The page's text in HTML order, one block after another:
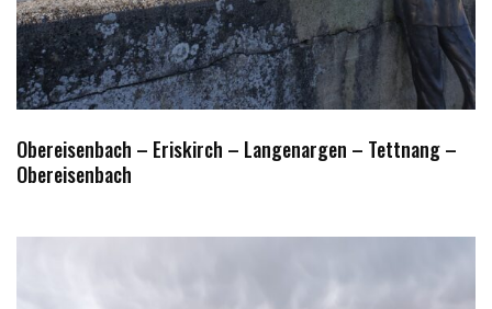
Obereisenbach – Eriskirch – Langenargen – Tettnang –
Obereisenbach